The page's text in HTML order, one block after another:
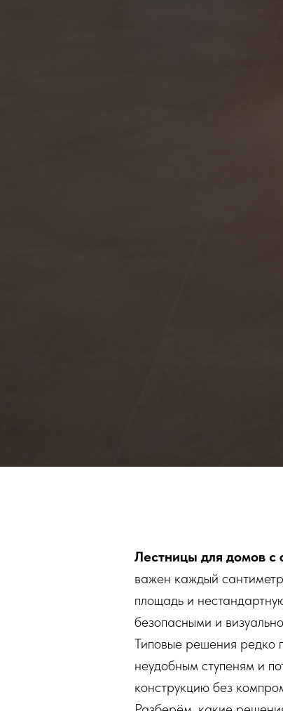
Лестницы для домов с
важен каждый
площадь и
безопасными и
Типовые решения редко
неудобным ступеням и
конструкцию без